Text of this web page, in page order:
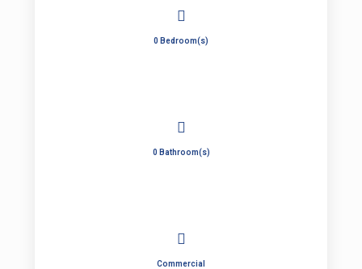
0 Bedroom(s)
0 Bathroom(s)
Commercial